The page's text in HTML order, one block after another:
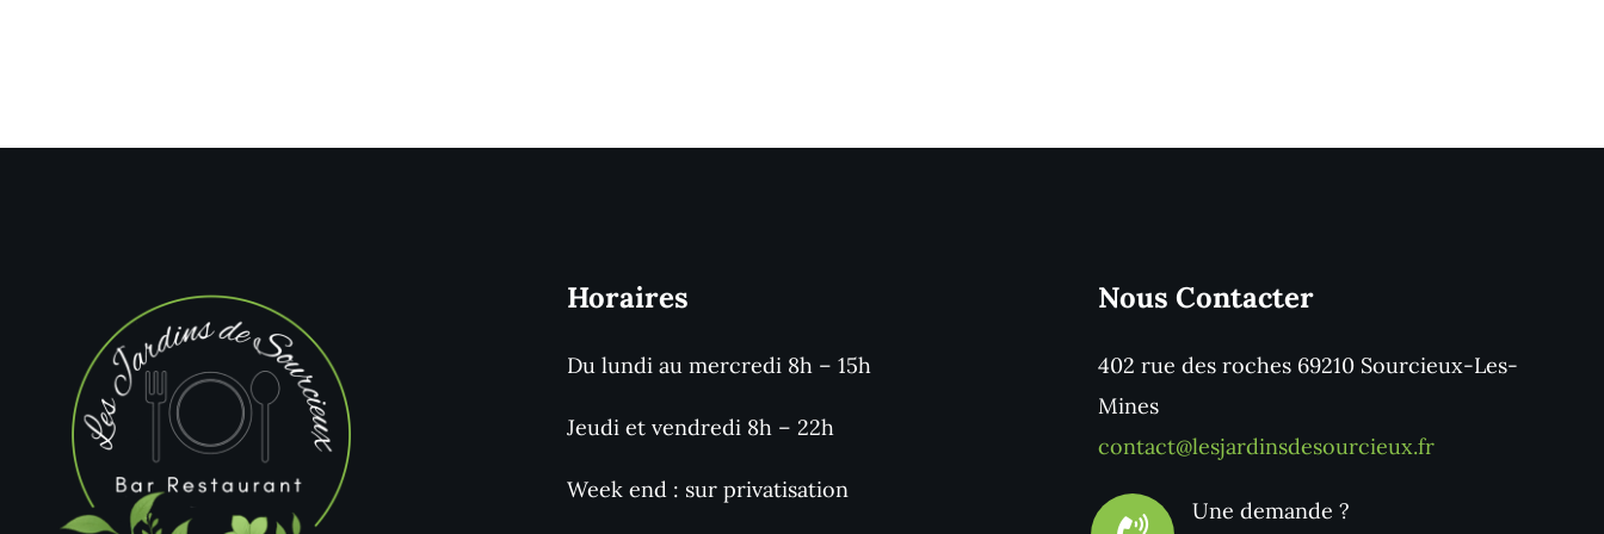
Horaires
Du lundi au mercredi 8h – 15h
Jeudi et vendredi 8h – 22h
Week end : sur privatisation
Nous Contacter
402 rue des roches 69210 Sourcieux-Les-
Mines
contact@lesjardinsdesourcieux.fr
Une demande ?